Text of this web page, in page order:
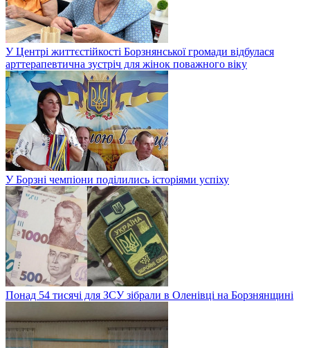
У Центрі життєстійкості Борзнянської громади відбулася
арттерапевтична зустріч для жінок поважного віку
У Борзні чемпіони поділились історіями успіху
Понад 54 тисячі для ЗСУ зібрали в Оленівці на Борзнянщині